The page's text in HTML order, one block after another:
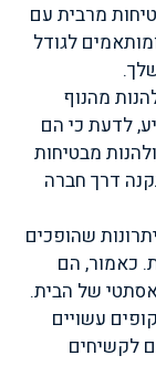
מרבית עם
לגודל
מהנוף
לדעת כי הם
מבטיחות
דרך חברה
שהופכים
כאמור, הם
של הבית.
עשויים
לקשיחים